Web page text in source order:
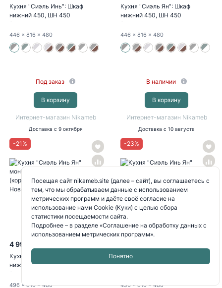
Кухня "Сиэль Инь": Шкаф
нижний 450, ШН 450
(монблан...
446 x 816 x 480
Под заказ
В корзину
Интернет-магазин Nikameb
Доставка с 9 октября
Кухня "Сиэль Ян": Шкаф
нижний 450, ШН 450
(монблан...
446 x 816 x 480
В наличии
В корзину
Интернет-магазин Nikameb
Доставка с 10 августа
-21 %
4 990
Кухня "Сиэль Ян": Шкаф
нижний 500, ШН 500
(монблан...
496 x 816 x 480
-23%
Кухня "Сиэль Ян": Шкаф
нижний под мойку 500, ШНМ
496 x 816 x 480
Посещая сайт nikameb.site (далее – сайт), вы соглашаетесь с
тем, что мы обрабатываем данные с использованием
метрических программ и даёте своё согласие на
использование нами Cookie (Куки) с целью сбора
статистики посещаемости сайта.
Подробнее – в разделе «Соглашение на обработку данных с
использованием метрических программ».
Понятно